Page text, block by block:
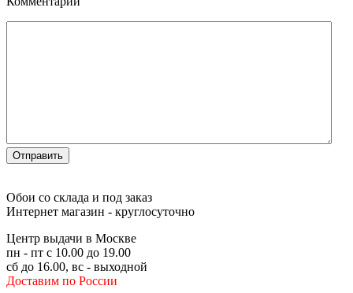
Обои со склада и под заказ
Интернет магазин - круглосуточно
Центр выдачи в Москве
пн - пт с 10.00 до 19.00
сб до 16.00, вс - выходной
Доставим по России